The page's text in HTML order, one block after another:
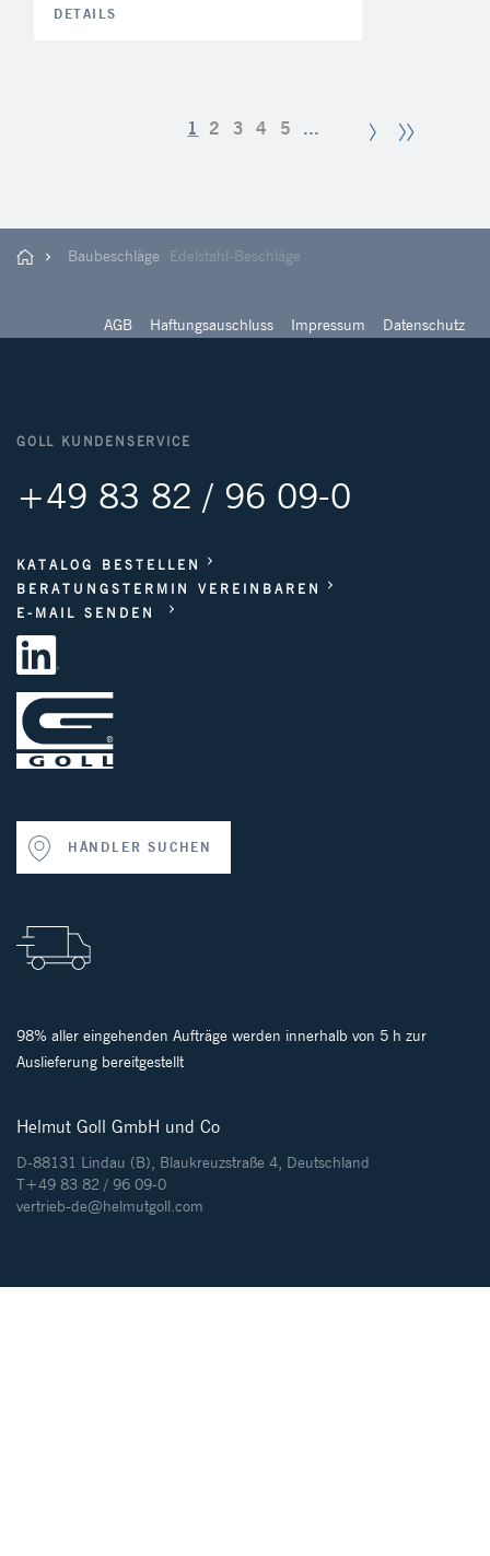
DETAILS
1 2 3 4 5 ...
Baubeschläge Edelstahl-Beschläge
AGB Haftungsauschluss Impressum Datenschutz
GOLL KUNDENSERVICE
+49 83 82 / 96 09-0
KATALOG BESTELLEN
BERATUNGSTERMIN VEREINBAREN
E-MAIL SENDEN
HÄNDLER SUCHEN
98% aller eingehenden Aufträge werden innerhalb von 5 h zur
Auslieferung bereitgestellt
Helmut Goll GmbH und Co
D-88131 Lindau (B), Blaukreuzstraße 4, Deutschland
T+49 83 82 / 96 09-0
vertrieb-de@helmutgoll.com